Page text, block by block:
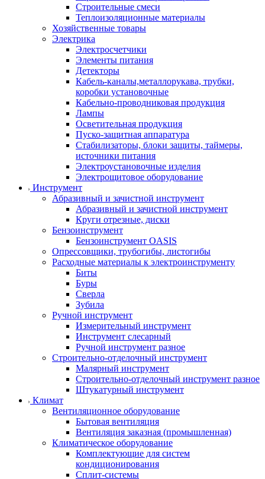
Строительные смеси
Теплоизоляционные материалы
Хозяйственные товары
Электрика
Электросчетчики
Элементы питания
Детекторы
Кабель-каналы,металлорукава, трубки,
коробки установочные
Кабельно-проводниковая продукция
Лампы
Осветительная продукция
Пуско-защитная аппаратура
Стабилизаторы, блоки защиты, таймеры,
источники питания
Электроустановочные изделия
Электрощитовое оборудование
Инструмент
Абразивный и зачистной инструмент
Абразивный и зачистной инструмент
Круги отрезные, диски
Бензоинструмент
Бензоинструмент OASIS
Опрессовщики, трубогибы, листогибы
Расходные материалы к электроинструменту
Биты
Буры
Сверла
Зубила
Ручной инструмент
Измерительный инструмент
Инструмент слесарный
Ручной инструмент разное
Строительно-отделочный инструмент
Малярный инструмент
Строительно-отделочный инструмент разное
Штукатурный инструмент
Климат
Вентиляционное оборудование
Бытовая вентиляция
Вентиляция заказная (промышленная)
Климатическое оборудование
Комплектующие для систем
кондиционирования
Сплит-системы